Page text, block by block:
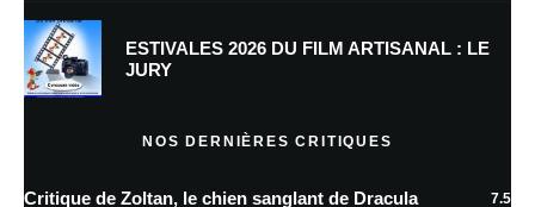
plus sur la façon dont les données de vos commentaires sont
ESTIVALES 2026 DU FILM ARTISANAL : LE
JURY
NOS DERNIÈRES CRITIQUES
Critique de Zoltan, le chien sanglant de Dracula 7.5